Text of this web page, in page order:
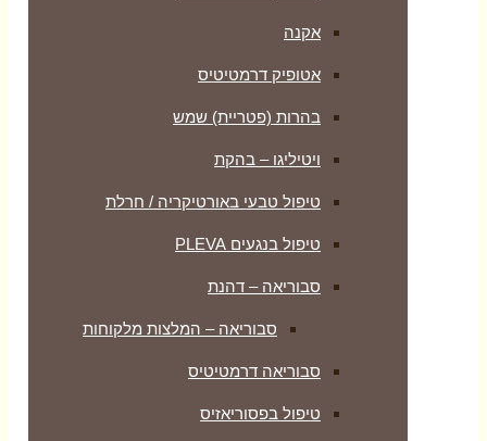
אקנה
אטופיק דרמטיטיס
בהרות (פטריית) שמש
ויטיליגו – בהקת
טיפול טבעי באורטיקריה / חרלת
טיפול בנגעים PLEVA
סבוריאה – דהנת
סבוריאה – המלצות מלקוחות
סבוריאה דרמטיטיס
טיפול בפסוריאזיס